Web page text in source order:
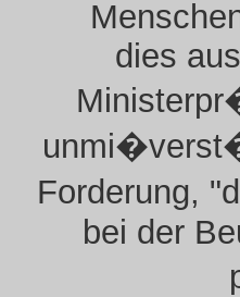
dies
Forderung,
bei der